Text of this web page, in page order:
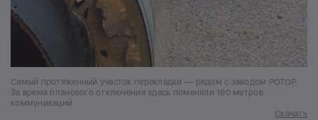
Самый протяженный участок перекладки — рядом с заводом РОТОР.
За время планового отключения здесь поменяли 180 метров
коммуникаций
Скачать